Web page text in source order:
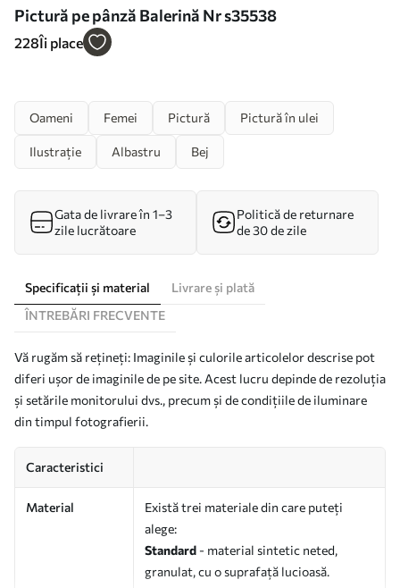
Pictură pe pânză Balerină Nr s35538
228Îi place
Oameni Femei Pictură Pictură în ulei
Ilustrație Albastru Bej
Gata de livrare în 1–3
zile lucrătoare
Politică de returnare
de 30 de zile
Specificații și material
Livrare și plată
ÎNTREBĂRI FRECVENTE
Vă rugăm să rețineți: Imaginile și culorile articolelor descrise pot
diferi ușor de imaginile de pe site. Acest lucru depinde de rezoluția
și setările monitorului dvs., precum și de condițiile de iluminare
din timpul fotografierii.
Caracteristici
Material
Există trei materiale din care puteți
alege:
Standard - material sintetic neted,
granulat, cu o suprafață lucioasă.